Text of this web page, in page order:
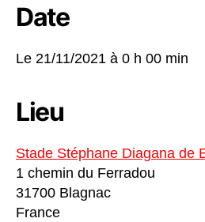
Date
Le 21/11/2021 à 0 h 00 min
Lieu
Stade Stéphane Diagana de
1 chemin du Ferradou
31700 Blagnac
France